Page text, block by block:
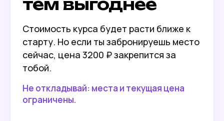
тем выгоднее
Стоимость курса будет расти ближе к
старту. Но если ты забронируешь место
сейчас, цена 3200 ₽ закрепится за
тобой.
Не откладывай: места и текущая цена
ограничены.